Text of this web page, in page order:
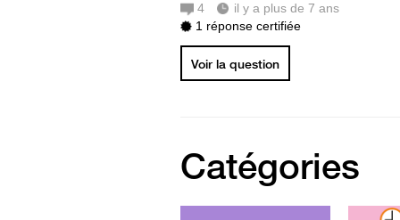
4
il y a plus de 7 ans
1 réponse certifiée
Voir la question
Catégories